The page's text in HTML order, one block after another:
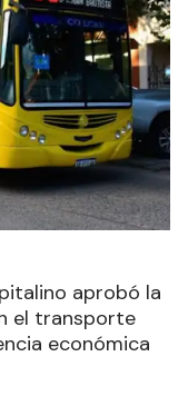
aprobó la
el transporte
económica